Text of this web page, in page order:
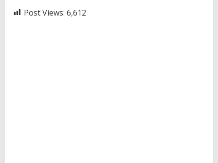
Post Views: 6,612